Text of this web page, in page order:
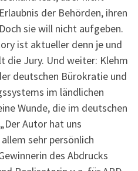
der Behörden, ihren
sie will nicht aufgeben.
ist aktueller denn je und
die Jury. Und weiter: Klehm
deutschen Bürokratie und
im ländlichen
Wunde, die im deutschen
Autor hat uns
sehr persönlich
des Abdrucks